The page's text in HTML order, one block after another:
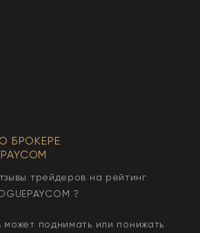
БРОКЕРЕ
трейдеров на рейтинг
?
поднимать или понижать